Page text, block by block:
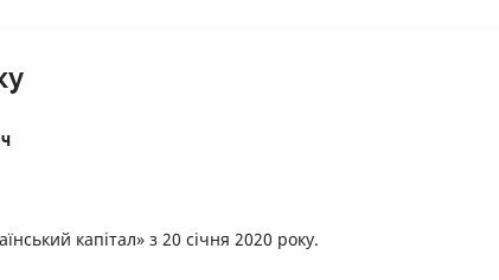
капітал» з 20 січня 2020 року.